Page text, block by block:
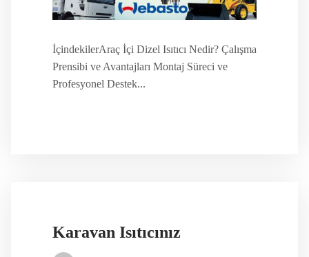
İçindekilerAraç İçi Dizel Isıtıcı Nedir? Çalışma
Prensibi ve Avantajları Montaj Süreci ve
Profesyonel Destek...
Karavan Isıtıcınız